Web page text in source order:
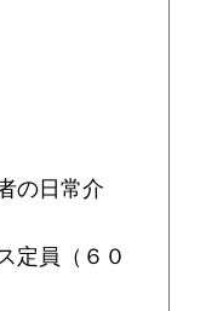
の日常介
定員（６０